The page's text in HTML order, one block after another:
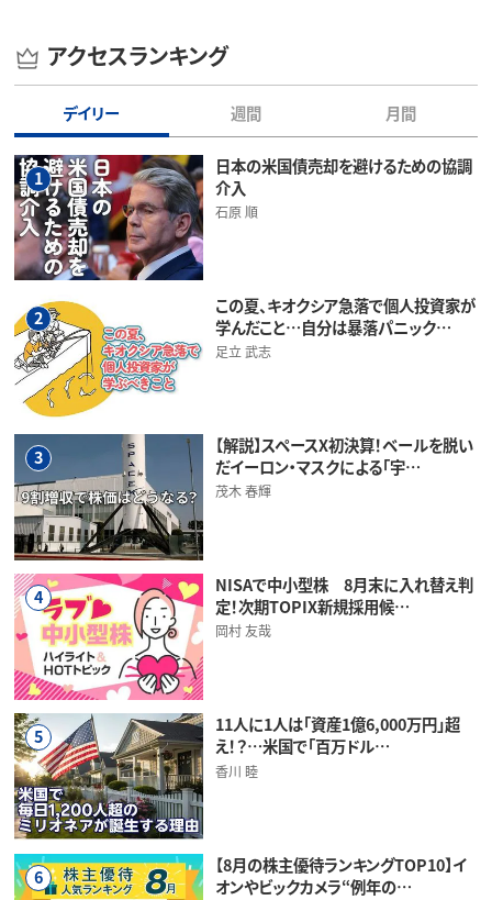
アクセスランキング
デイリー 週間 月間
1
日本の米国債売却を避けるための協調
介入
石原 順
2
この夏、キオクシア急落で個人投資家が
学んだこと…自分は暴落パニック…
足立 武志
3
【解説】スペースX初決算！ベールを脱い
だイーロン・マスクによる「宇…
茂木 春輝
4
NISAで中小型株 8月末に入れ替え判
定！次期TOPIX新規採用候…
岡村 友哉
5
11人に1人は「資産1億6,000万円」超
え！？…米国で「百万ドル…
香川 睦
6
【8月の株主優待ランキングTOP10】イ
オンやビックカメラ“例年の…